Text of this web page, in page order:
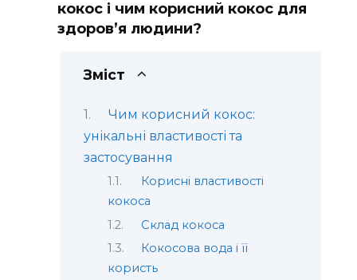
кокос і чим корисний кокос для
здоров’я людини?
Зміст
Чим корисний кокос:
унікальні властивості та
застосування
Корисні властивості
кокоса
Склад кокоса
Кокосова вода і її
користь